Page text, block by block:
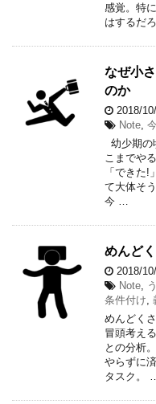
感覚。特
はするだ
なぜ小
のか
2018/
Note
幼少期の
こまでや
「できた
て大体そ
今 …
めんど
2018/
Note
条件付け
めんどく
冒頭考え
との分析
やらずに
タスク。 …